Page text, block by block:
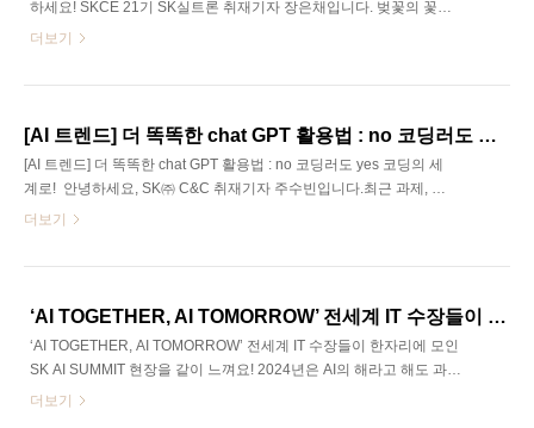
봇을 만들 수 있도록 도와주는 도구입니다. 조금 어렵게 느껴질 수도
있지만, 사실은 코딩 하나 ..
하세요! SKCE 21기 SK실트론 취재기자 장은채입니다. 벚꽃의 꽃말
은… 중간고사라는 말 알고 계신가요? 애석하게도 가장 바쁠 때 가장
하는 몇 가지 일들을 멋지게 해내는 인공지능 친구들이 있습니다. 단
순히 정보 요약에서 나아가, 문제를 만들어주고 중요한 내용을 골라
주는 AI 툴이 존재한다는 사실, 알고 계셨나요? 이번 콘텐츠에서는 정
말 유용하게 쓰이는 AI 툴을 몇 가지 소개하고, 시험 공부하다 머리가
너무 복잡..
더보기
[AI 트렌드] 더 똑똑한 chat GPT 활용법 : no 코딩러도 yes 코딩의 세계로!
[AI 트렌드] 더 똑똑한 chat GPT 활용법 : no 코딩러도 yes 코딩의 세
계로! 안녕하세요, SK㈜ C&C 취재기자 주수빈입니다.최근 과제, 업
무 등에서 AI툴을 한 번도 사용하지 않은 분들을 찾기 힘들 텐데요. 급
시 Tech/비Tech 직군 구분 없이 전 직무 채용 과정에서 ‘AICT’라
는 AI 업무 활용 시너지 평가 제도를 도입하여 전구성원의 AI 활용 능
력을 강조하고 있습니다!SK㈜ C&C는 이에 그치지 않고 고용노동부
가 추진하는 K-디지털트레이닝의 AI 분야 교육기관으로 선정되..
더보기
‘AI TOGETHER, AI TOMORROW’ 전세계 IT 수장들이 한자리에 모인 SK AI SUMMIT 현장을 같이 느껴요!
‘AI TOGETHER, AI TOMORROW’ 전세계 IT 수장들이 한자리에 모인
SK AI SUMMIT 현장을 같이 느껴요! 2024년은 AI의 해라고 해도 과언
이 아닐 정도로, 인공지능이 우리 삶에 더욱 깊숙이 자리 잡고 있음을
더보기